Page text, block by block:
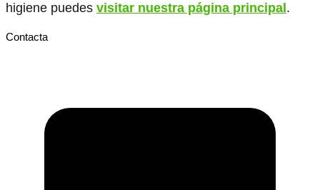
higiene puedes visitar nuestra página principal .
Contacta